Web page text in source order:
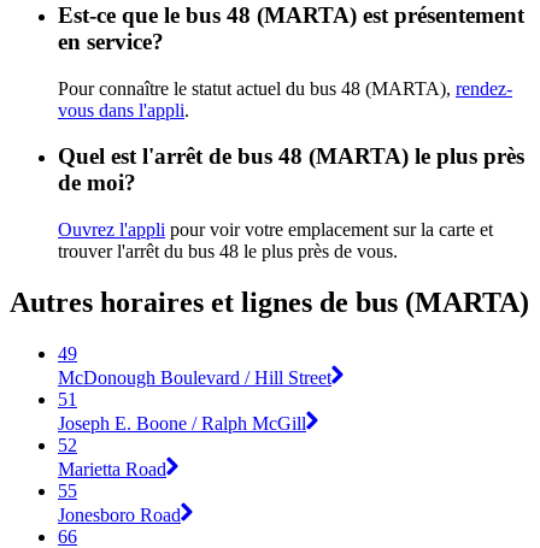
Est-ce que le bus 48 (MARTA) est présentement
en service?
Pour connaître le statut actuel du bus 48 (MARTA), rendez-
vous dans l'appli.
Quel est l'arrêt de bus 48 (MARTA) le plus près
de moi?
Ouvrez l'appli pour voir votre emplacement sur la carte et
trouver l'arrêt du bus 48 le plus près de vous.
Autres horaires et lignes de bus (MARTA)
49
McDonough Boulevard / Hill Street
51
Joseph E. Boone / Ralph McGill
52
Marietta Road
55
Jonesboro Road
66